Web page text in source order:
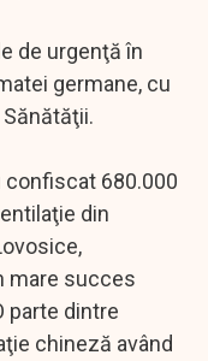
de urgenţă în
germane, cu
confiscat 680.000
din
mare succes
parte dintre
chineză având